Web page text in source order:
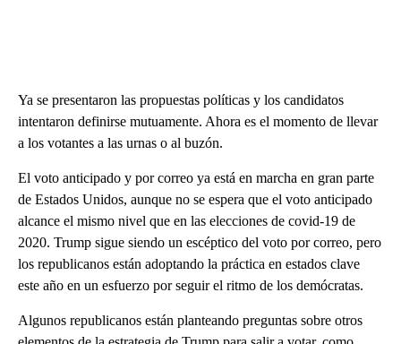
Ya se presentaron las propuestas políticas y los candidatos
intentaron definirse mutuamente. Ahora es el momento de llevar
a los votantes a las urnas o al buzón.
El voto anticipado y por correo ya está en marcha en gran parte
de Estados Unidos, aunque no se espera que el voto anticipado
alcance el mismo nivel que en las elecciones de covid-19 de
2020. Trump sigue siendo un escéptico del voto por correo, pero
los republicanos están adoptando la práctica en estados clave
este año en un esfuerzo por seguir el ritmo de los demócratas.
Algunos republicanos están planteando preguntas sobre otros